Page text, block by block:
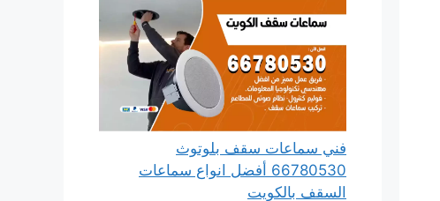
فني سماعات سقف بلوتوث
66780530 أفضل انواع سماعات
السقف بالكويت